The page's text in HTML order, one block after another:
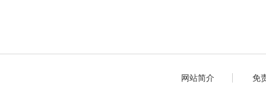
网站简介 免